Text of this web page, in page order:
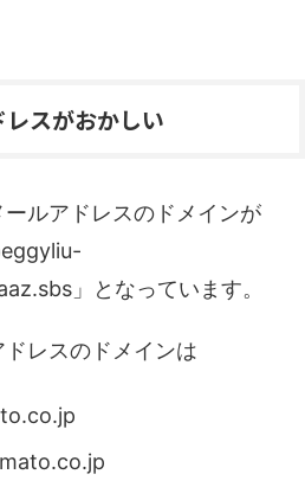
スがおかしい
ルアドレスのドメインが
」となっています。
レスのドメインは